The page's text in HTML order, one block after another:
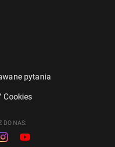
pytania
Cookies
DO NAS: